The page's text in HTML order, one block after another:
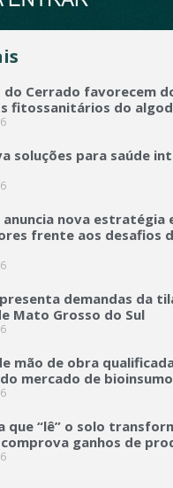
do Cerrado favorecem
fitossanitários do
soluções para saúde
nova estratégia
frente aos desafios
demandas da
Mato Grosso do Sul
mão de obra
mercado de
que “lê” o solo
ganhos de